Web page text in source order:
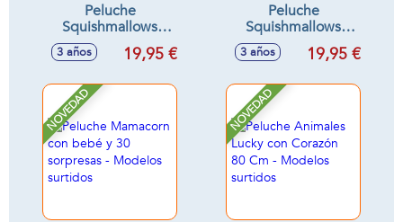
Peluche
Squishmallows
Fuzzamallow Stitch
30 cm
3 años 19,95 €
Peluche
Squishmallows
Hello Kitty rosa 30
3 años 19,95 €
NOVEDAD NOVEDAD